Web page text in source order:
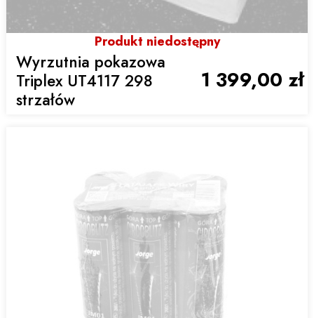
Produkt niedostępny
Wyrzutnia pokazowa
Triplex UT4117 298
strzałów
1 399,00 zł